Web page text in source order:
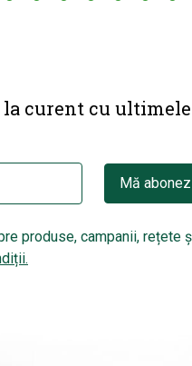
curent cu ultimele
Mă
produse, campanii, rețete